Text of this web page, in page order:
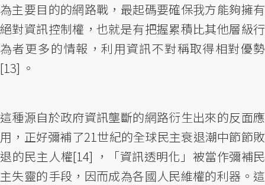
為主要目的的網路戰，最起碼要確保我方能夠擁有
絕對資訊控制權，也就是有把握累積比其他層級行
為者更多的情報，利用資訊不對稱取得相對優勢
[13] 。
這種源自於政府資訊壟斷的網路衍生出來的反面應
用，正好彌補了21世紀的全球民主衰退潮中節節敗
退的民主人權[14] ，「資訊透明化」被當作彌補民
主失靈的手段，因而成為各國人民維權的利器。這